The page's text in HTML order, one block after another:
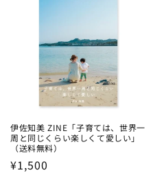
伊佐知美 ZINE「子育ては、世界一
周と同じくらい楽しくて愛しい」
（送料無料）
Regular
¥1,500